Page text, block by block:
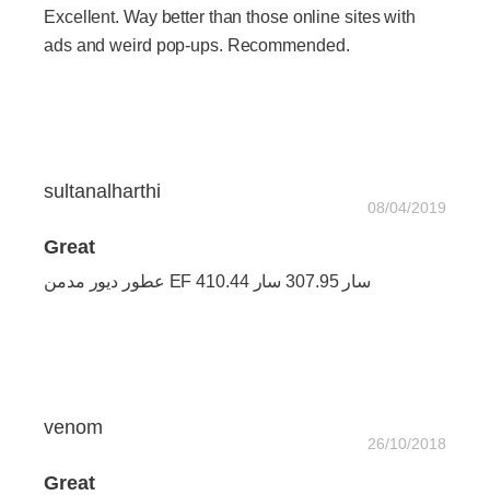
Excellent. Way better than those online sites with
ads and weird pop-ups. Recommended.
sultanalharthi
08/04/2019
Great
عطور ديور مدمن EF 410.44 سار 307.95 سار
venom
26/10/2018
Great